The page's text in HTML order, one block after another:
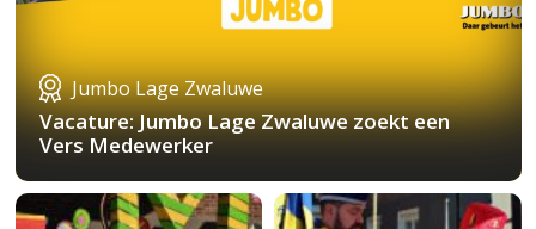
Jumbo Lage Zwaluwe
Vacature: Jumbo Lage Zwaluwe zoekt een
Vers Medewerker